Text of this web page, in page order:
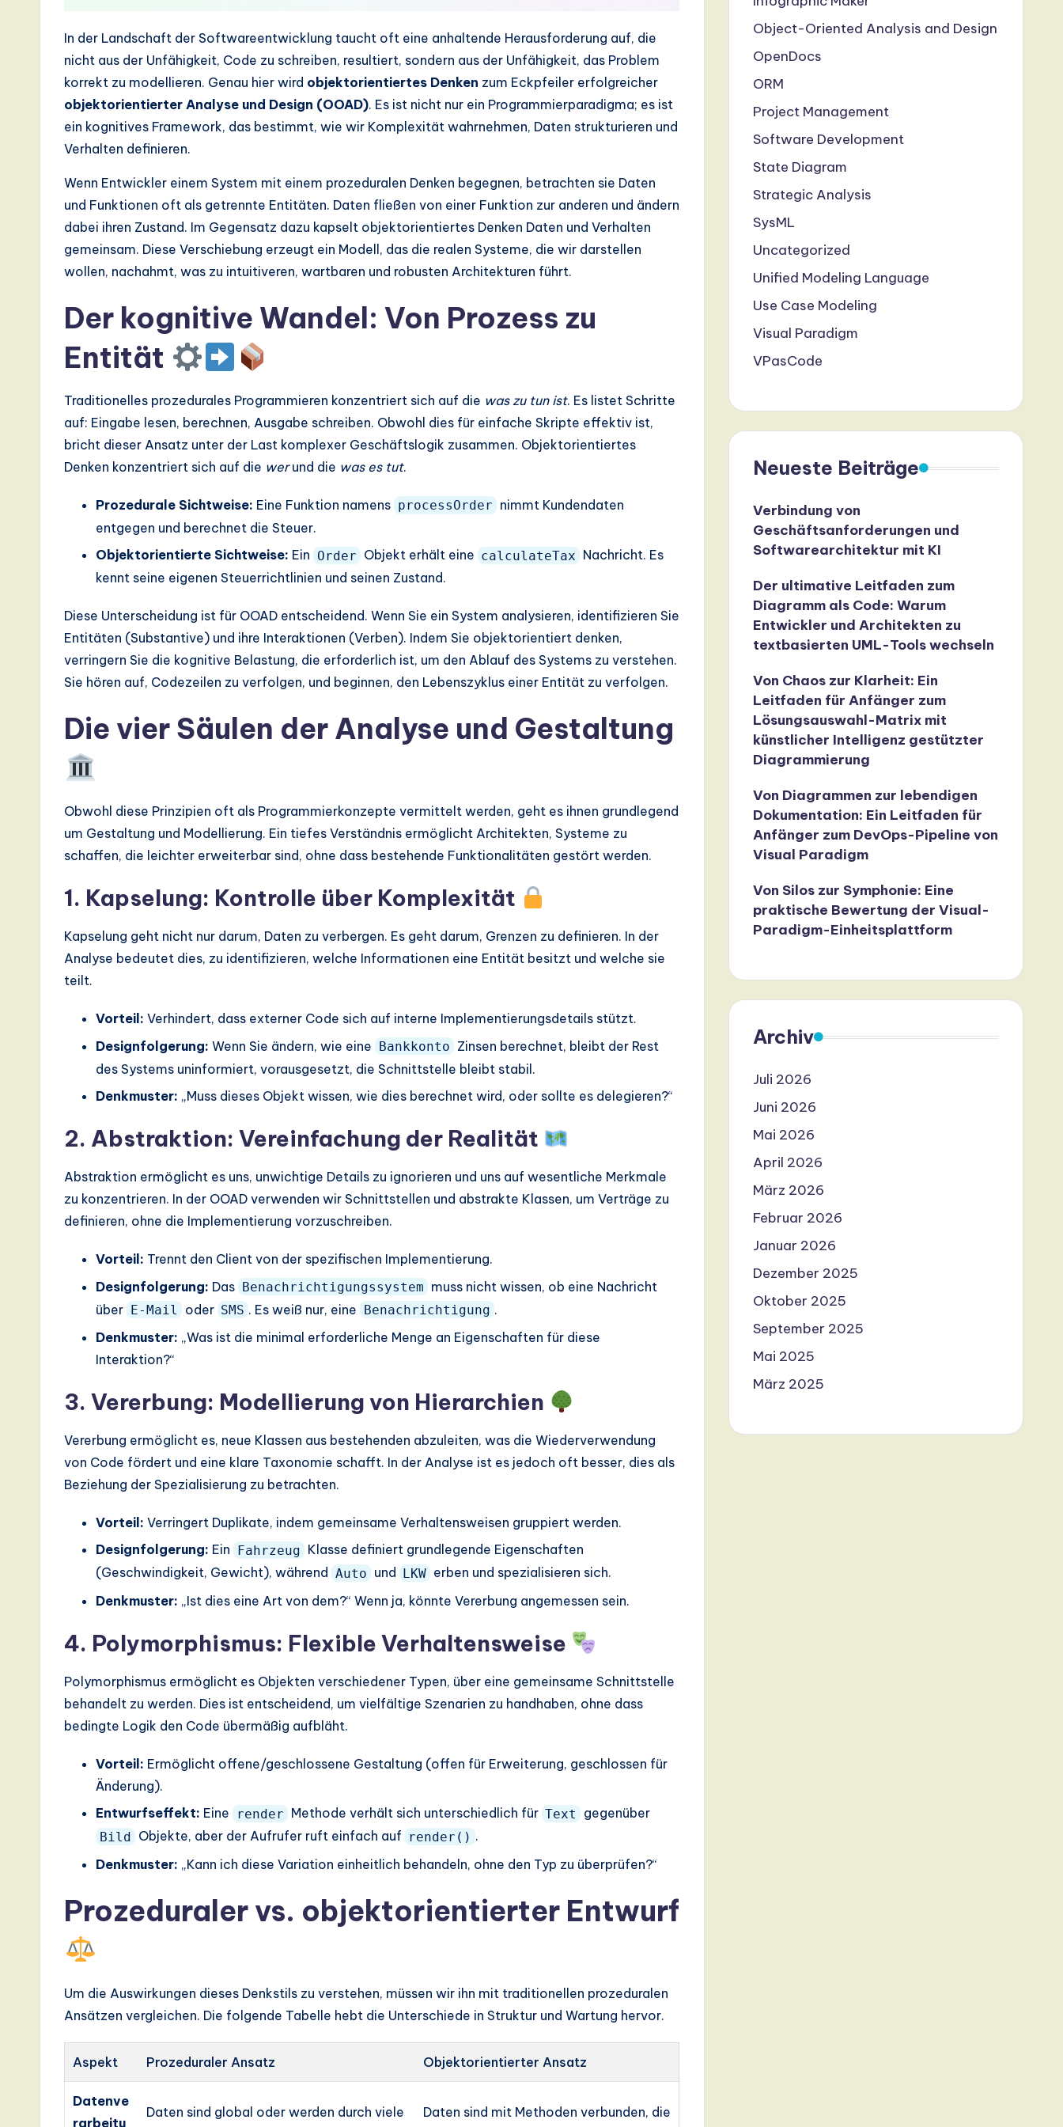
ft
In
In der Landschaft der Softwareentwicklung taucht oft eine anhaltende Herausforderung auf, die
nicht aus der Unfähigkeit, Code zu schreiben, resultiert, sondern aus der Unfähigkeit, das Problem
korrekt zu modellieren. Genau hier wird objektorientiertes Denken zum Eckpfeiler erfolgreicher
objektorientierter Analyse und Design (OOAD). Es ist nicht nur ein Programmierparadigma; es ist
ein kognitives Framework, das bestimmt, wie wir Komplexität wahrnehmen, Daten strukturieren und
Verhalten definieren.
Wenn Entwickler einem System mit einem prozeduralen Denken begegnen, betrachten sie Daten
und Funktionen oft als getrennte Entitäten. Daten fließen von einer Funktion zur anderen und ändern
dabei ihren Zustand. Im Gegensatz dazu kapselt objektorientiertes Denken Daten und Verhalten
gemeinsam. Diese Verschiebung erzeugt ein Modell, das die realen Systeme, die wir darstellen
wollen, nachahmt, was zu intuitiveren, wartbaren und robusten Architekturen führt.
Der kognitive Wandel: Von Prozess zu
Entität
Traditionelles prozedurales Programmieren konzentriert sich auf die was zu tun ist. Es listet Schritte
auf: Eingabe lesen, berechnen, Ausgabe schreiben. Obwohl dies für einfache Skripte effektiv ist,
bricht dieser Ansatz unter der Last komplexer Geschäftslogik zusammen. Objektorientiertes
Denken konzentriert sich auf die werund die was es tut.
Prozedurale Sichtweise: Eine Funktion namens processOrder nimmt Kundendaten
entgegen und berechnet die Steuer.
Objektorientierte Sichtweise: Ein Order Objekt erhält eine calculateTax Nachricht. Es
kennt seine eigenen Steuerrichtlinien und seinen Zustand.
Diese Unterscheidung ist für OOAD entscheidend. Wenn Sie ein System analysieren, identifizieren Sie
Entitäten (Substantive) und ihre Interaktionen (Verben). Indem Sie objektorientiert denken,
verringern Sie die kognitive Belastung, die erforderlich ist, um den Ablauf des Systems zu verstehen.
Sie hören auf, Codezeilen zu verfolgen, und beginnen, den Lebenszyklus einer Entität zu verfolgen.
Die vier Säulen der Analyse und Gestaltung
Obwohl diese Prinzipien oft als Programmierkonzepte vermittelt werden, geht es ihnen grundlegend
um Gestaltung und Modellierung. Ein tiefes Verständnis ermöglicht Architekten, Systeme zu
schaffen, die leichter erweiterbar sind, ohne dass bestehende Funktionalitäten gestört werden.
1. Kapselung: Kontrolle über Komplexität
Kapselung geht nicht nur darum, Daten zu verbergen. Es geht darum, Grenzen zu definieren. In der
Analyse bedeutet dies, zu identifizieren, welche Informationen eine Entität besitzt und welche sie
teilt.
Vorteil: Verhindert, dass externer Code sich auf interne Implementierungsdetails stützt.
Designfolgerung: Wenn Sie ändern, wie eine Bankkonto Zinsen berechnet, bleibt der Rest
des Systems uninformiert, vorausgesetzt, die Schnittstelle bleibt stabil.
Denkmuster: „Muss dieses Objekt wissen, wie dies berechnet wird, oder sollte es delegieren?“
2. Abstraktion: Vereinfachung der Realität
Abstraktion ermöglicht es uns, unwichtige Details zu ignorieren und uns auf wesentliche Merkmale
zu konzentrieren. In der OOAD verwenden wir Schnittstellen und abstrakte Klassen, um Verträge zu
definieren, ohne die Implementierung vorzuschreiben.
Vorteil: Trennt den Client von der spezifischen Implementierung.
Designfolgerung: Das Benachrichtigungssystem muss nicht wissen, ob eine Nachricht
über E-Mail oder SMS . Es weiß nur, eine Benachrichtigung .
Denkmuster: „Was ist die minimal erforderliche Menge an Eigenschaften für diese
Interaktion?“
3. Vererbung: Modellierung von Hierarchien
Vererbung ermöglicht es, neue Klassen aus bestehenden abzuleiten, was die Wiederverwendung
von Code fördert und eine klare Taxonomie schafft. In der Analyse ist es jedoch oft besser, dies als
Beziehung der Spezialisierung zu betrachten.
Vorteil: Verringert Duplikate, indem gemeinsame Verhaltensweisen gruppiert werden.
Designfolgerung: Ein Fahrzeug Klasse definiert grundlegende Eigenschaften
(Geschwindigkeit, Gewicht), während Auto und LKW erben und spezialisieren sich.
Denkmuster: „Ist dies eine Art von dem?“ Wenn ja, könnte Vererbung angemessen sein.
4. Polymorphismus: Flexible Verhaltensweise
Polymorphismus ermöglicht es Objekten verschiedener Typen, über eine gemeinsame Schnittstelle
behandelt zu werden. Dies ist entscheidend, um vielfältige Szenarien zu handhaben, ohne dass
bedingte Logik den Code übermäßig aufbläht.
Vorteil: Ermöglicht offene/geschlossene Gestaltung (offen für Erweiterung, geschlossen für
Änderung).
Entwurfseffekt: Eine render Methode verhält sich unterschiedlich für Text gegenüber
Bild Objekte, aber der Aufrufer ruft einfach auf render() .
Denkmuster: „Kann ich diese Variation einheitlich behandeln, ohne den Typ zu überprüfen?“
Prozeduraler vs. objektorientierter Entwurf
Um die Auswirkungen dieses Denkstils zu verstehen, müssen wir ihn mit traditionellen prozeduralen
Ansätzen vergleichen. Die folgende Tabelle hebt die Unterschiede in Struktur und Wartung hervor.
Aspekt Prozeduraler Ansatz Objektorientierter Ansatz
Datenve
rarbeitu
Daten sind global oder werden durch viele
Daten sind mit Methoden verbunden, die
Object-Oriented Analysis and Design
OpenDocs
ORM
Project Management
Software Development
State Diagram
Strategic Analysis
SysML
Uncategorized
Unified Modeling Language
Use Case Modeling
Visual Paradigm
VPasCode
Neueste Beiträge
Verbindung von
Geschäftsanforderungen und
Softwarearchitektur mit KI
Der ultimative Leitfaden zum
Diagramm als Code: Warum
Entwickler und Architekten zu
textbasierten UML-Tools wechseln
Von Chaos zur Klarheit: Ein
Leitfaden für Anfänger zum
Lösungsauswahl-Matrix mit
künstlicher Intelligenz gestützter
Diagrammierung
Von Diagrammen zur lebendigen
Dokumentation: Ein Leitfaden für
Anfänger zum DevOps-Pipeline von
Visual Paradigm
Von Silos zur Symphonie: Eine
praktische Bewertung der Visual-
Paradigm-Einheitsplattform
Archiv
Juli 2026
Juni 2026
Mai 2026
April 2026
März 2026
Februar 2026
Januar 2026
Dezember 2025
Oktober 2025
September 2025
Mai 2025
März 2025